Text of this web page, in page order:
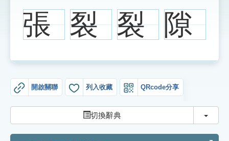
網站導覽
生字詞彙表
成語故事
索引選單
知識索引
張 裂 裂 隙
開啟關聯 列入收藏 QRcode分享
切換辭典 切換